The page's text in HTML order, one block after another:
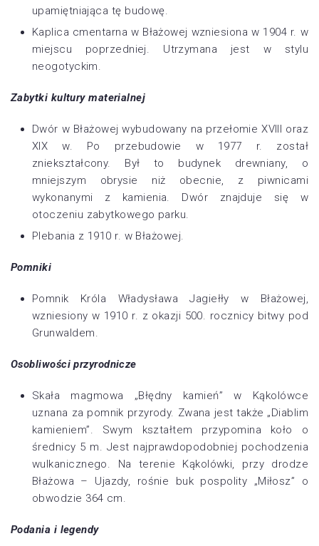
upamiętniająca tę budowę.
Kaplica cmentarna w Błażowej wzniesiona w 1904 r. w
miejscu poprzedniej. Utrzymana jest w stylu
neogotyckim.
Zabytki kultury materialnej
Dwór w Błażowej wybudowany na przełomie XVIII oraz
XIX w. Po przebudowie w 1977 r. został
zniekształcony. Był to budynek drewniany, o
mniejszym obrysie niż obecnie, z piwnicami
wykonanymi z kamienia. Dwór znajduje się w
otoczeniu zabytkowego parku.
Plebania z 1910 r. w Błażowej.
Pomniki
Pomnik Króla Władysława Jagiełły w Błażowej,
wzniesiony w 1910 r. z okazji 500. rocznicy bitwy pod
Grunwaldem.
Osobliwości przyrodnicze
Skała magmowa „Błędny kamień” w Kąkolówce
uznana za pomnik przyrody. Zwana jest także „Diablim
kamieniem”. Swym kształtem przypomina koło o
średnicy 5 m. Jest najprawdopodobniej pochodzenia
wulkanicznego. Na terenie Kąkolówki, przy drodze
Błażowa – Ujazdy, rośnie buk pospolity „Miłosz” o
obwodzie 364 cm.
Podania i legendy